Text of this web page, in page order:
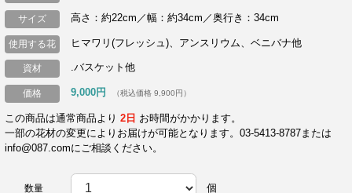
サイズ 高さ：約22cm／幅：約34cm／奥行き：34cm
使用する花 ヒマワリ(フレッシュ)、アンスリウム、ベニバナ他
資材 .バスケット他
価格 9,000円 （税込価格 9,900円）
この商品は通常商品より2日 お時間がかかります。
一部の花材の変更によりお届けが可能となります。03-5413-8787または
info@087.comにご相談ください。
数量 個